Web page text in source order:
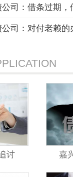
司：借条过期，借款
司：对付老赖的
讨 嘉